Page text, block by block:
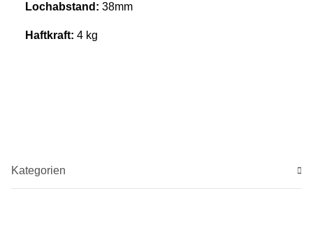
Lochabstand: 38mm
Haftkraft: 4 kg
Kategorien